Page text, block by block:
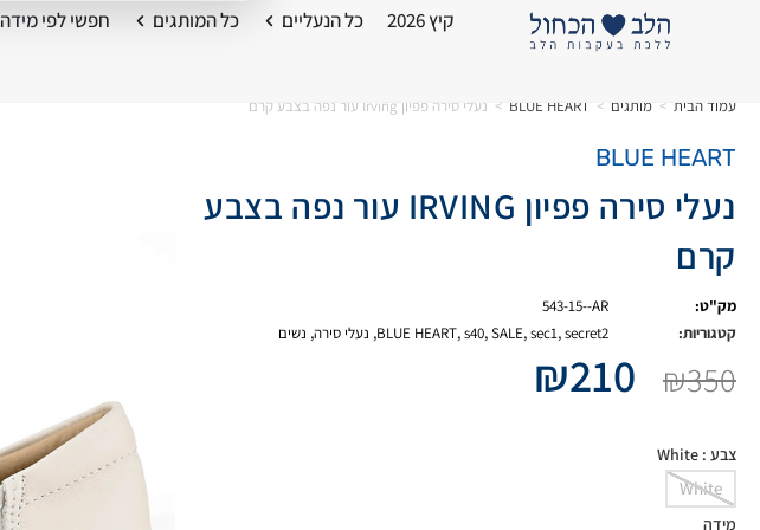
קיץ 2026 כל הנעליים כל המותגים חפשי לפי מידה
עמוד הבית > מותגים >
BLUE HEART
> נעלי סירה פפיון Irving עור נפה בצבע קרם
BLUE HEART
נעלי סירה פפיון IRVING עור נפה בצבע
קרם
מק"ט:
543-15--AR
קטגוריות:
BLUE HEART,s40,SALE,sec1,secret2
, נעלי סירה, נשים
₪350
₪210
צבע : White
White
מידה